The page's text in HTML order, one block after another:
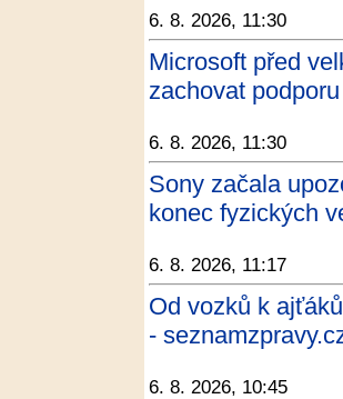
6. 8. 2026, 11:30
Microsoft před
zachovat
6. 8. 2026, 11:30
Sony začala
konec fyzických
6. 8. 2026, 11:17
Od vozků k
-
6. 8. 2026, 10:45